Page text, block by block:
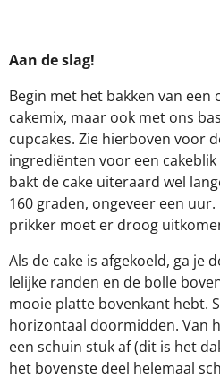
Aan de slag!
Begin met het bakken van een
cakemix, maar ook met ons
cupcakes. Zie hierboven voor
ingrediënten voor een cakeblik
bakt de cake uiteraard wel
160 graden, ongeveer een
prikker moet er droog
Als de cake is afgekoeld, ga je
lelijke randen en de bolle
mooie platte bovenkant hebt.
horizontaal doormidden. Van
een schuin stuk af (dit is het
het bovenste deel helemaal